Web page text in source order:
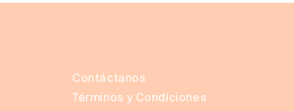
Contáctanos
Términos y Condiciones